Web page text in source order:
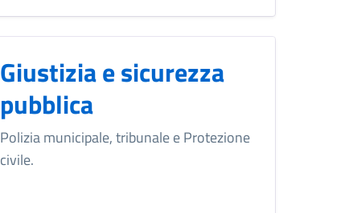
Giustizia e sicurezza
pubblica
Polizia municipale, tribunale e Protezione
civile.